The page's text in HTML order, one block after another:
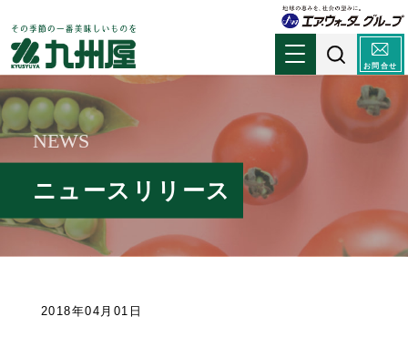
お問合せ
NEWS
ニュースリリース
2018年04月01日